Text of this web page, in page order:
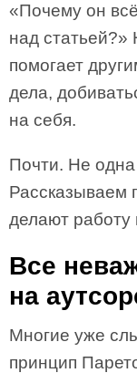
«Почему он
над статьей?»
помогает
дела,
на себя.
Почти. Не
Рассказываем
делают
Все
на
Многие уже
принцип